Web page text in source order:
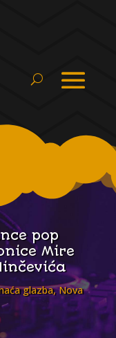
pop
Mire
glazba,Nova